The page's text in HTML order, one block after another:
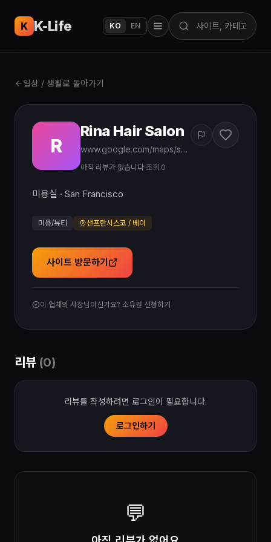
K K-Life KO EN
일상 / 생활로 돌아가기
R
Rina Hair Salon
www.google.com/maps/search/?api=1&query=Rina%20Hair%20Salon%20Korean%20San%20Francisco%20CA
아직 리뷰가 없습니다·조회 0
미용실 · San Francisco
미용/뷰티 샌프란시스코 / 베이
사이트 방문하기
이 업체의 사장님이신가요? 소유권 신청하기
리뷰 (0)
리뷰를 작성하려면 로그인이 필요합니다.
로그인하기
💬